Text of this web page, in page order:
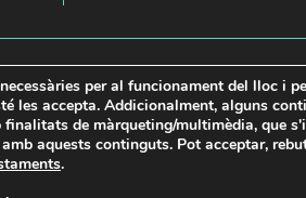
de Alicante
per al funcionament del lloc i
les accepta. Addicionalment, alguns
de màrqueting/multimèdia, que
aquests continguts. Pot acceptar,
.